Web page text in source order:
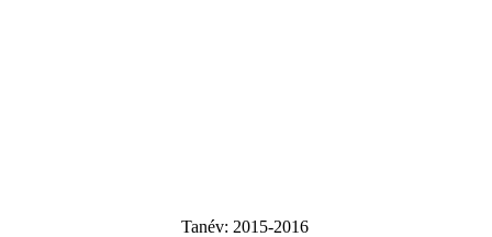
Tanév: 2015-2016